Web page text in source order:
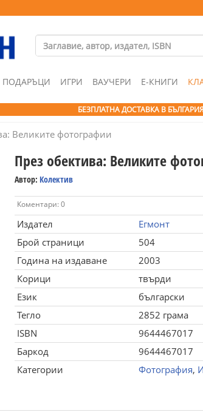
ПОДАРЪЦИ ИГРИ ВАУЧЕРИ Е-КНИГИ
БЕЗПЛАТНА ДОСТАВКА В
Великите фотографии
През обектива: Великите
Автор: Колектив
Коментари: 0
Издател
Егмонт
Брой страници
504
Година на издаване
2003
Корици
твърди
Език
български
Тегло
2852 грама
ISBN
9644467017
Баркод
9644467017
Категории
Фотография,